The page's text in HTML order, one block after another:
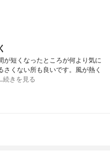
が短くなったところが何より気に
くない所も良いです。風が熱く
続きを見る